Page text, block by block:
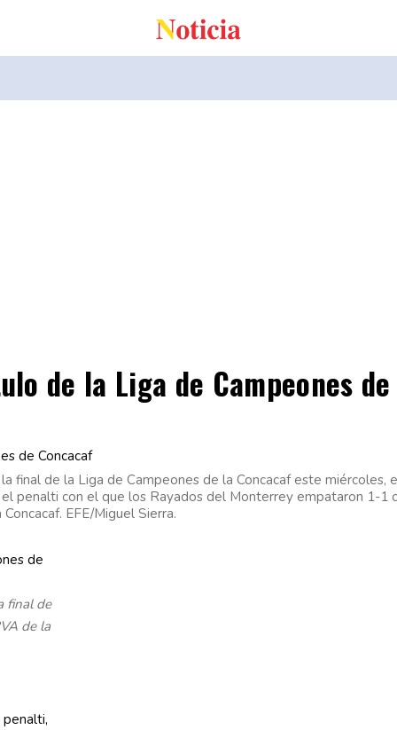
de la Liga de Campeones
final de la Liga de Campeones de la Concacaf este
penalti con el que los Rayados del Monterrey empataron 1-
EFE/Miguel Sierra.
final de
de la